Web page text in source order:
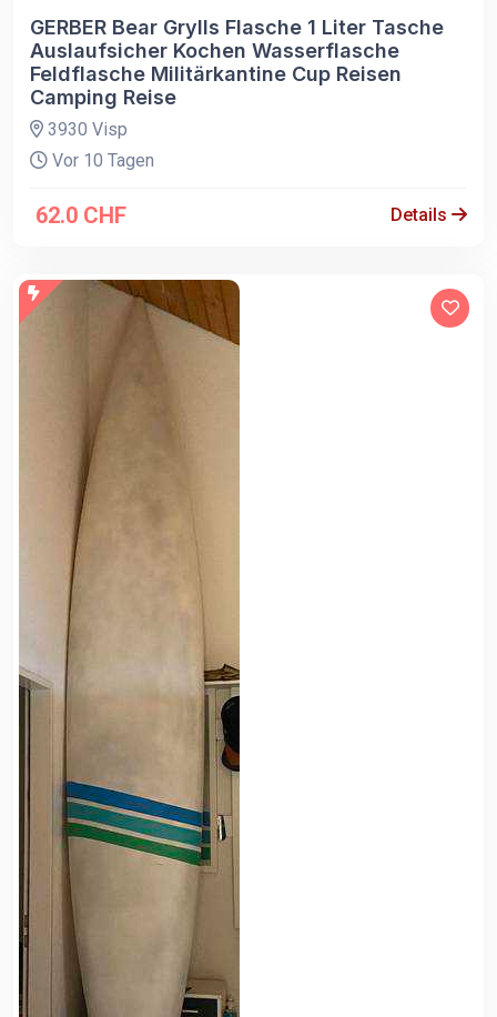
GERBER Bear Grylls Flasche 1 Liter Tasche
Auslaufsicher Kochen Wasserflasche
Feldflasche Militärkantine Cup Reisen
Camping Reise
3930 Visp
Vor 10 Tagen
62.0 CHF Details